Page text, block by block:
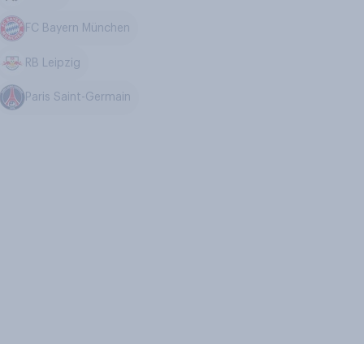
FC Bayern München
RB Leipzig
Paris Saint-Germain